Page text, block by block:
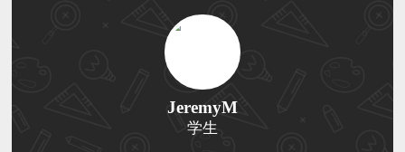
恭喜159****4201用户作品已成功备案！
恭喜133****6466用户作品已成功备案！
恭喜131****1475用户作品已成功备案！
恭喜133****8874用户作品已成功备案！
JeremyM
学生